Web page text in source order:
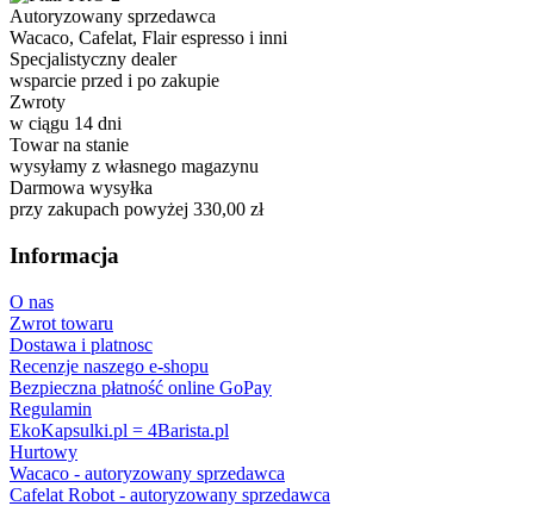
Autoryzowany sprzedawca
Wacaco, Cafelat, Flair espresso i inni
Specjalistyczny dealer
wsparcie przed i po zakupie
Zwroty
w ciągu 14 dni
Towar na stanie
wysyłamy z własnego magazynu
Darmowa wysyłka
przy zakupach powyżej 330,00 zł
Informacja
O nas
Zwrot towaru
Dostawa i platnosc
Recenzje naszego e-shopu
Bezpieczna płatność online GoPay
Regulamin
EkoKapsulki.pl = 4Barista.pl
Hurtowy
Wacaco - autoryzowany sprzedawca
Cafelat Robot - autoryzowany sprzedawca